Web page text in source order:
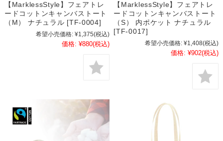
【MarklessStyle】フェアトレ
ードコットンキャンバストート
（M） ナチュラル [TF-0004]
希望小売価格: ¥1,375(税込)
価格: ¥880(税込)
【MarklessStyle】フェアトレ
ードコットンキャンバストート
（S） 内ポケット ナチュラル
[TF-0017]
希望小売価格: ¥1,408(税込)
価格: ¥902(税込)